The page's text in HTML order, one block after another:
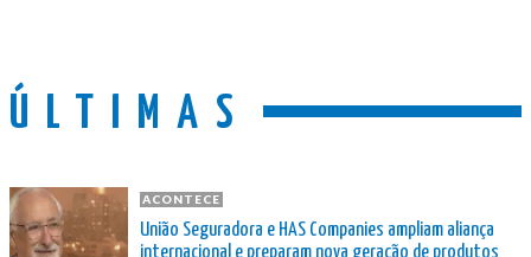
ÚLTIMAS
ACONTECE
União Seguradora e HAS Companies ampliam aliança
internacional e preparam nova geração de produtos